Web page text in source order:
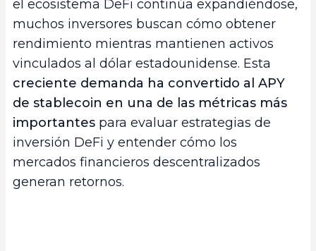
a. Cómo $DUSD genera APY de stablecoin
b.Un APY de stablecoin actualmente alrededor
del 5.35%
c. Distribución semanal de rendimientos a
poseedores de $DUSD
d.Características clave de $DUSD
3. $DUSD: Minteo, Utilidad y Ventajas para
Inversores DeFi
a.Minteo y uso de $DUSD en el ecosistema
el ecosistema DeFi continúa expandiéndose,
muchos inversores buscan cómo obtener
rendimiento mientras mantienen activos
vinculados al dólar estadounidense. Esta
creciente demanda ha convertido al APY
de stablecoin en una de las métricas más
importantes para evaluar estrategias de
inversión DeFi y entender cómo los
mercados financieros descentralizados
generan retornos.